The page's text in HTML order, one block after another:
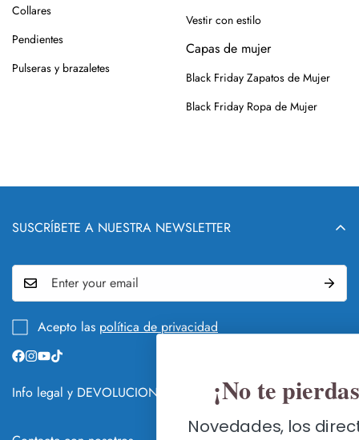
Collares
Pendientes
Pulseras y brazaletes
Vestir con estilo
Capas de mujer
Black Friday Zapatos de Mujer
Black Friday Ropa de Mujer
SUSCRÍBETE A NUESTRA NEWSLETTER
Acepto las política de privacidad
Info legal y DEVOLUCIONES
QUIÉN Y QUÉ ES NURIA COBO
¡No te pierdas nada!
Novedades, los directos de Nuria